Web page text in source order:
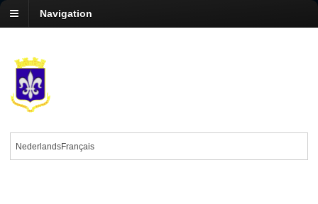
Navigation
NederlandsFrançais